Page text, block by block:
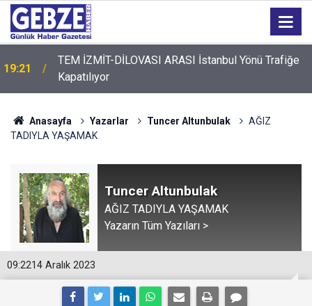
19:20 GTO'dan Üyelerine Ticari Fırsat
Anasayfa Yazarlar Tuncer Altunbulak
AĞIZ
TADIYLA YAŞAMAK
Tuncer Altunbulak
AĞIZ TADIYLA YAŞAMAK
Yazarın Tüm Yazıları >
09:2214 Aralık 2023